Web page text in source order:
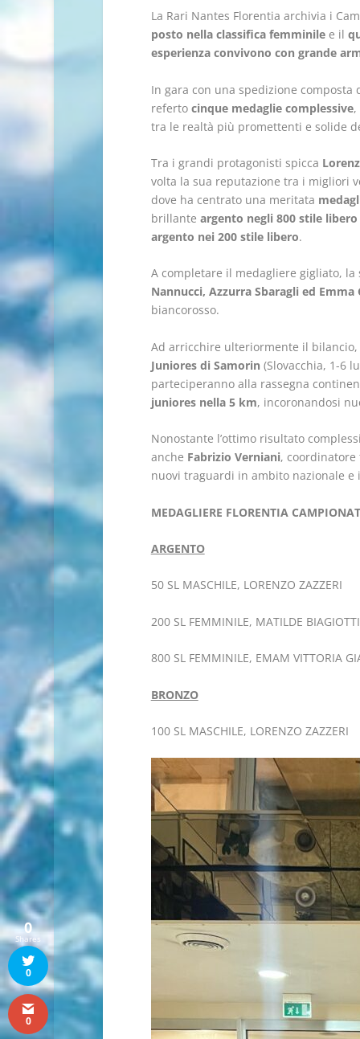
La Rari Nantes Florentia archivia i
posto nella classifica femminilee il
esperienza convivono con grande
In gara con una spedizione composta
referto cinque medaglie complessive,
tra le realtà più promettenti e solide
Tra i grandi protagonisti spicca
volta la sua reputazione tra i migliori
dove ha centrato una meritata
brillante argento negli 800 stile libero
argento nei 200 stile libero.
A completare il medagliere gigliato,
Nannucci, Azzurra Sbaragli ed Emma
biancorosso.
Ad arricchire ulteriormente il
Juniores di Samorin (Slovacchia, 1-6
parteciperanno alla rassegna
juniores nella 5 km, incoronandosi
Nonostante l’ottimo risultato
anche Fabrizio Verniani,
nuovi traguardi in ambito nazionale e
MEDAGLIERE FLORENTIA
ARGENTO
50 SL MASCHILE, LORENZO ZAZZERI
200 SL FEMMINILE, MATILDE BIAGIOTTI
800 SL FEMMINILE, EMAM VITTORIA
BRONZO
100 SL MASCHILE, LORENZO ZAZZERI
0
Shares
0
0